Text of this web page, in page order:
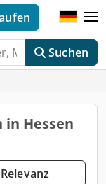
Suchen
Hessen